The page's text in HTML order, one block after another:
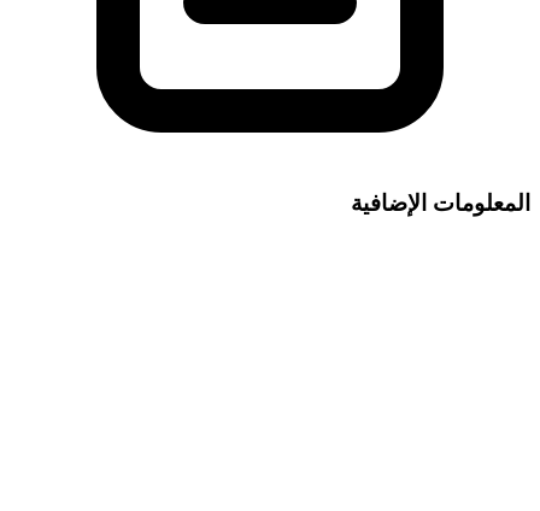
المعلومات الإضافية